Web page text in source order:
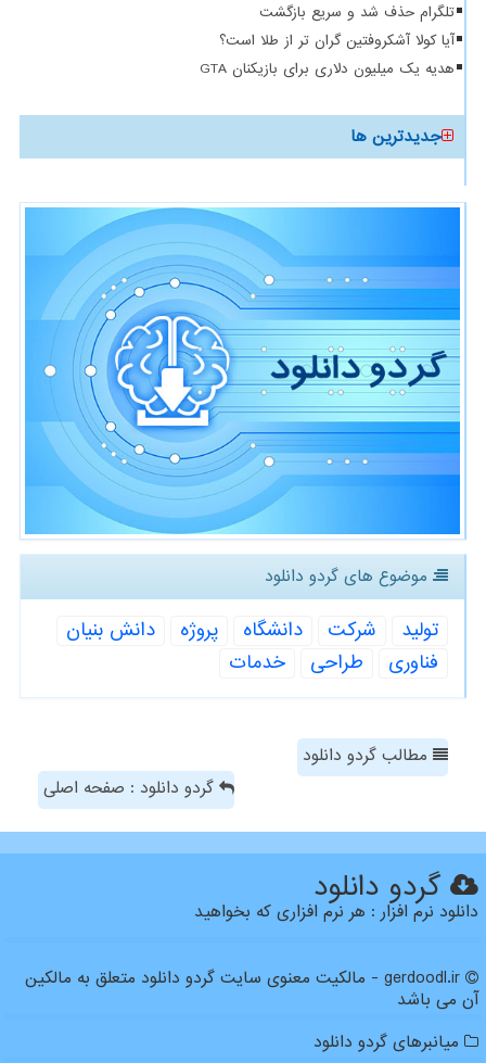
تلگرام حذف شد و سریع بازگشت
آیا کولا آشکروفتین گران تر از طلا است؟
هدیه یک میلیون دلاری برای بازیکنان GTA
جدیدترین ها
موضوع های گردو دانلود
تولید شركت دانشگاه پروژه
دانش بنیان
فناوری
طراحی خدمات
مطالب گردو دانلود
گردو دانلود : صفحه اصلی
گردو دانلود
دانلود نرم افزار : هر نرم افزاری که بخواهید
gerdoodl.ir - مالکیت معنوی سایت گردو دانلود متعلق به مالکین
آن می باشد
میانبرهای گردو دانلود